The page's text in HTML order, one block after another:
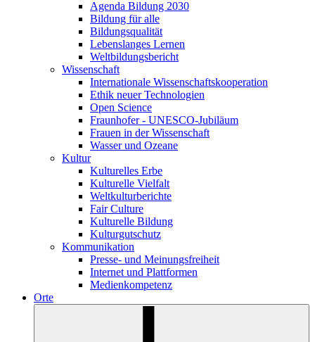
Agenda Bildung 2030
Bildung für alle
Bildungsqualität
Lebenslanges Lernen
Weltbildungsbericht
Wissenschaft
Internationale Wissenschaftskooperation
Ethik neuer Technologien
Open Science
Fraunhofer - UNESCO-Jubiläum
Frauen in der Wissenschaft
Wasser und Ozeane
Kultur
Kulturelles Erbe
Kulturelle Vielfalt
Weltkulturberichte
Fair Culture
Kulturelle Bildung
Kulturgutschutz
Kommunikation
Presse- und Meinungsfreiheit
Internet und Plattformen
Medienkompetenz
Orte